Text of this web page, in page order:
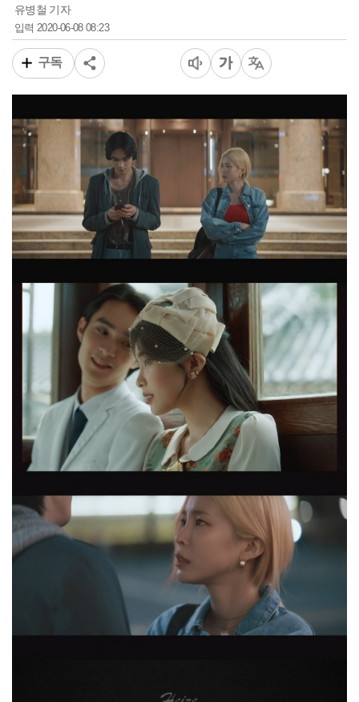
유병철 기자
입력 2020-06-08 08:23
구독